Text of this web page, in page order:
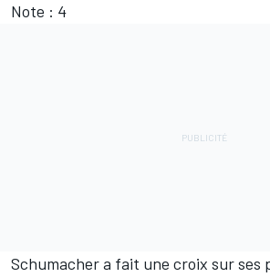
Note : 4
Schumacher a fait une croix sur ses